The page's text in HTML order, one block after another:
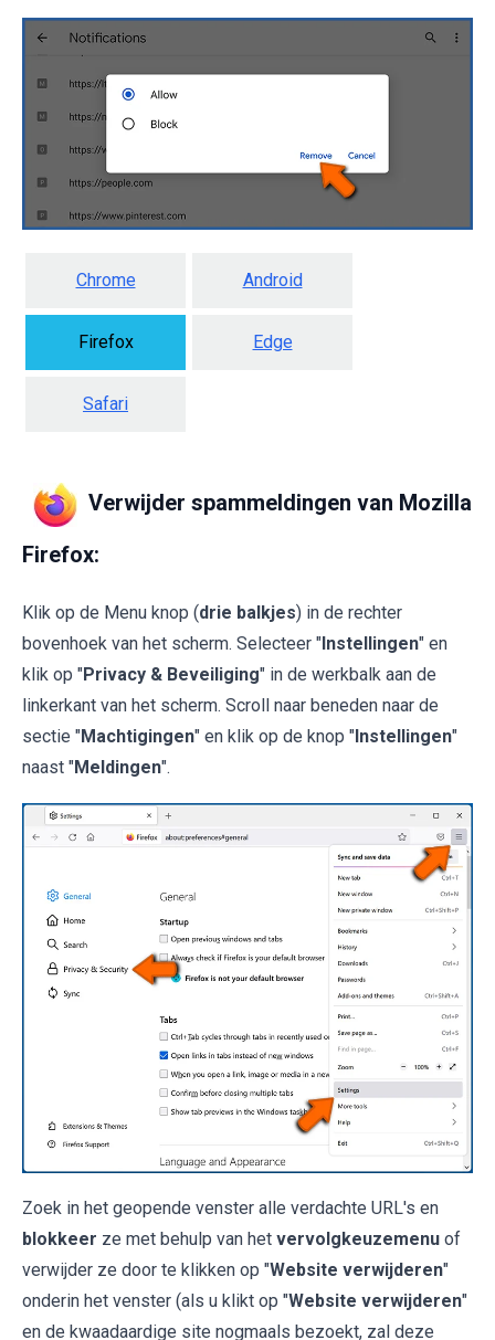
Chrome Android
Firefox Edge
Safari
Verwijder spammeldingen van Mozilla
Firefox:
Klik op de Menu knop (drie balkjes) in de rechter
bovenhoek van het scherm. Selecteer "Instellingen" en
klik op "Privacy & Beveiliging" in de werkbalk aan de
linkerkant van het scherm. Scroll naar beneden naar de
sectie "Machtigingen" en klik op de knop "Instellingen"
naast "Meldingen".
Zoek in het geopende venster alle verdachte URL's en
blokkeer ze met behulp van het vervolgkeuzemenu of
verwijder ze door te klikken op "Website verwijderen"
onderin het venster (als u klikt op "Website verwijderen"
en de kwaadaardige site nogmaals bezoekt, zal deze